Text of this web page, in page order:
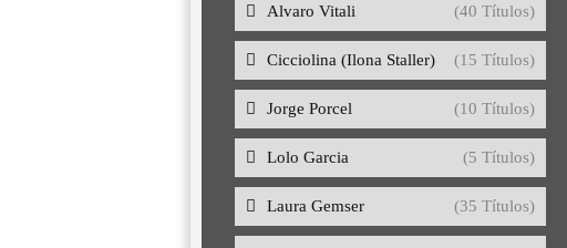
Alvaro Vitali (40 Títulos)
Cicciolina (Ilona Staller) (15 Títulos)
Jorge Porcel (10 Títulos)
Lolo Garcia (5 Títulos)
Laura Gemser (35 Títulos)